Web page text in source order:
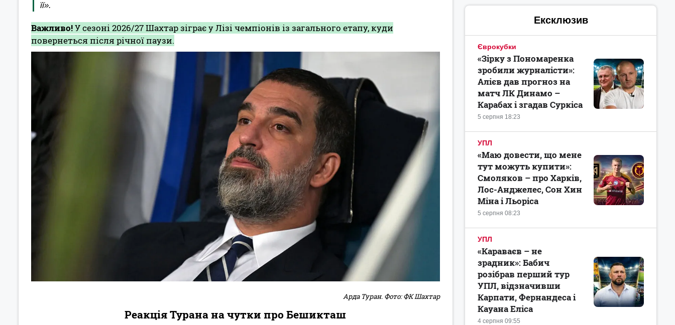
її».
Важливо!У сезоні 2026/27 Шахтар зіграє у Лізі чемпіонів із загального етапу, куди
повернеться після річної паузи.
Арда Туран. Фото: ФК Шахтар
Реакція Турана на чутки про Бешикташ
Ексклюзив
Єврокубки
5 серпня 18:23
«Зірку з Пономаренка
зробили журналісти»:
Алієв дав прогноз на
матч ЛК Динамо –
Карабах і згадав Суркіса
УПЛ
5 серпня 08:23
«Маю довести, що мене
тут можуть купити»:
Смоляков – про Харків,
Лос-Анджелес, Сон Хин
Міна і Льоріса
УПЛ
4 серпня 09:55
«Караваєв – не
зрадник»: Бабич
розібрав перший тур
УПЛ, відзначивши
Карпати, Фернандеса і
Кауана Еліса